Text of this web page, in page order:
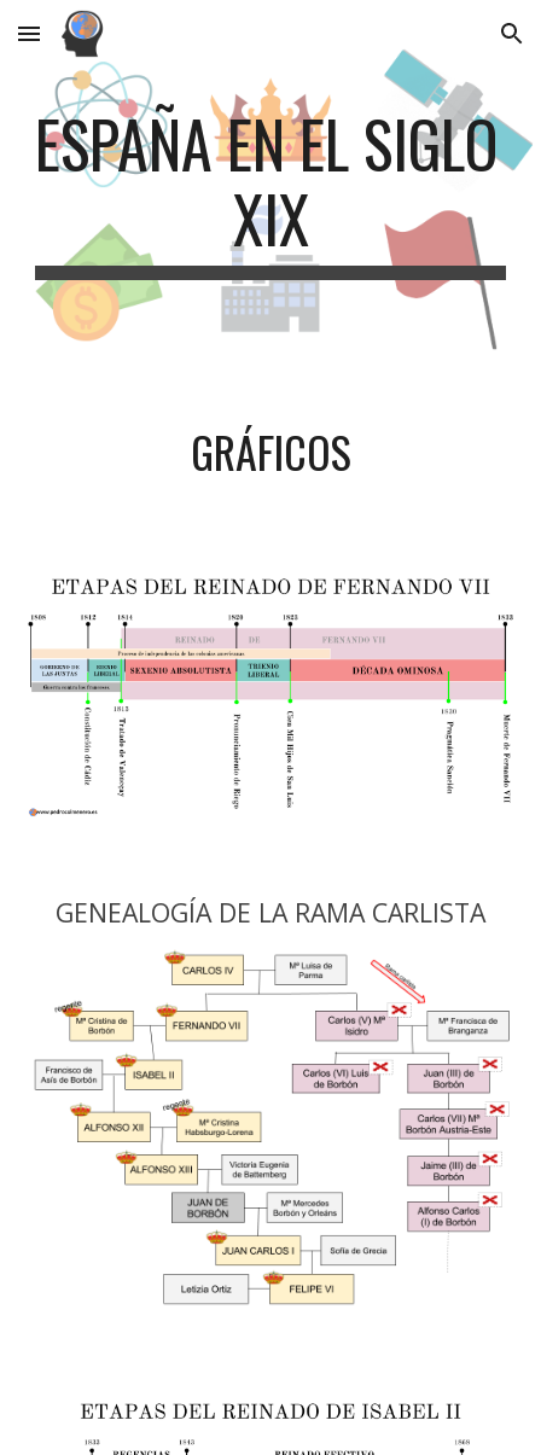
Skip to main content Skip to navigation
ESPAÑA EN EL SIGLO
XIX
GRÁFICOS
GENEALOGÍA DE LA RAMA CARLISTA